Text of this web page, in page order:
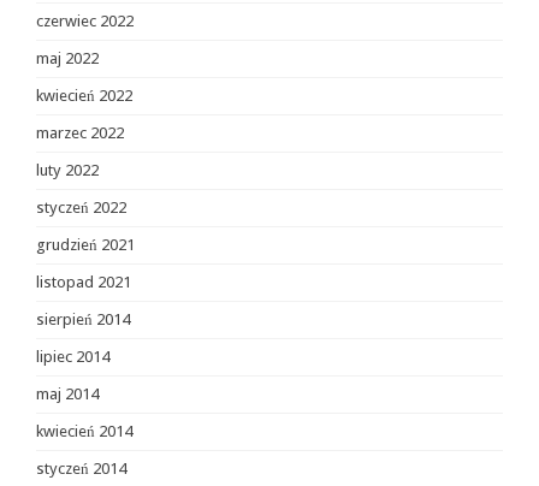
czerwiec 2022
maj 2022
kwiecień 2022
marzec 2022
luty 2022
styczeń 2022
grudzień 2021
listopad 2021
sierpień 2014
lipiec 2014
maj 2014
kwiecień 2014
styczeń 2014